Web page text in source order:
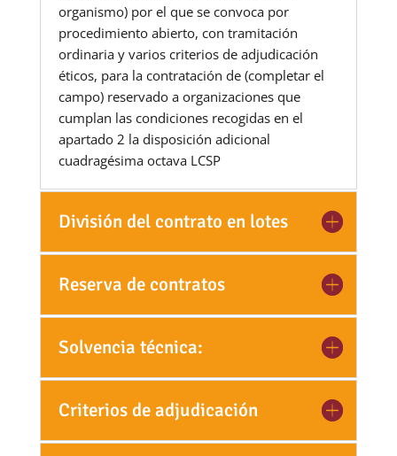
organismo) por el que se convoca por
procedimiento abierto, con tramitación
ordinaria y varios criterios de adjudicación
éticos, para la contratación de (completar el
campo) reservado a organizaciones que
cumplan las condiciones recogidas en el
apartado 2 la disposición adicional
cuadragésima octava LCSP
División del contrato en lotes
Reserva de contratos
Solvencia técnica:
Criterios de adjudicación